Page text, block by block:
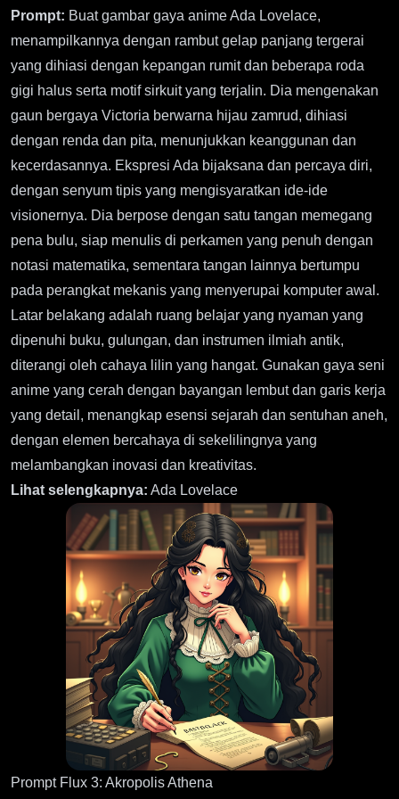
Prompt: Buat gambar gaya anime Ada Lovelace,
menampilkannya dengan rambut gelap panjang tergerai
yang dihiasi dengan kepangan rumit dan beberapa roda
gigi halus serta motif sirkuit yang terjalin. Dia mengenakan
gaun bergaya Victoria berwarna hijau zamrud, dihiasi
dengan renda dan pita, menunjukkan keanggunan dan
kecerdasannya. Ekspresi Ada bijaksana dan percaya diri,
dengan senyum tipis yang mengisyaratkan ide-ide
visionernya. Dia berpose dengan satu tangan memegang
pena bulu, siap menulis di perkamen yang penuh dengan
notasi matematika, sementara tangan lainnya bertumpu
pada perangkat mekanis yang menyerupai komputer awal.
Latar belakang adalah ruang belajar yang nyaman yang
dipenuhi buku, gulungan, dan instrumen ilmiah antik,
diterangi oleh cahaya lilin yang hangat. Gunakan gaya seni
anime yang cerah dengan bayangan lembut dan garis kerja
yang detail, menangkap esensi sejarah dan sentuhan aneh,
dengan elemen bercahaya di sekelilingnya yang
melambangkan inovasi dan kreativitas.
Lihat selengkapnya: Ada Lovelace
Prompt Flux 3: Akropolis Athena